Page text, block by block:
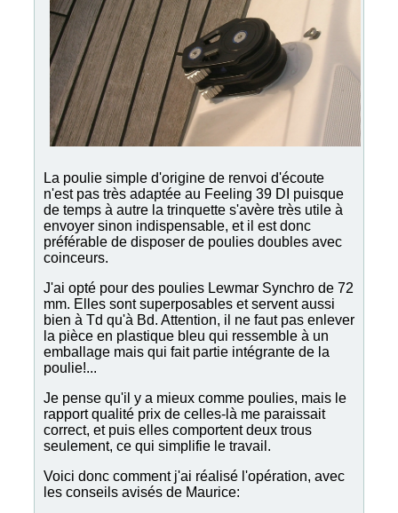
La poulie simple d'origine de renvoi d'écoute
n'est pas très adaptée au Feeling 39 DI puisque
de temps à autre la trinquette s'avère très utile à
envoyer sinon indispensable, et il est donc
préférable de disposer de poulies doubles avec
coinceurs.
J'ai opté pour des poulies Lewmar Synchro de 72
mm. Elles sont superposables et servent aussi
bien à Td qu'à Bd. Attention, il ne faut pas enlever
la pièce en plastique bleu qui ressemble à un
emballage mais qui fait partie intégrante de la
poulie!...
Je pense qu'il y a mieux comme poulies, mais le
rapport qualité prix de celles-là me paraissait
correct, et puis elles comportent deux trous
seulement, ce qui simplifie le travail.
Voici donc comment j'ai réalisé l'opération, avec
les conseils avisés de Maurice: